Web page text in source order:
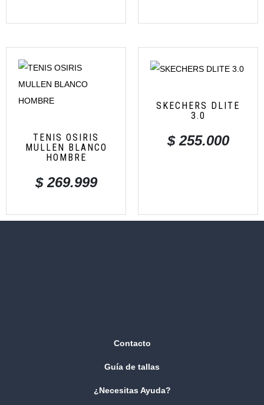
TENIS OSIRIS
MULLEN BLANCO
HOMBRE
$269.999
SKECHERS DLITE
3.0
$255.000
Contacto
Guía de tallas
¿Necesitas Ayuda?